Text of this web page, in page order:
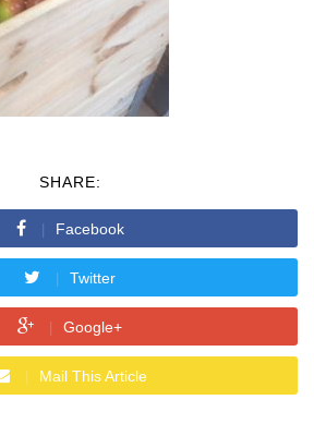
SHARE:
Facebook
Twitter
Google+
Mail This Article